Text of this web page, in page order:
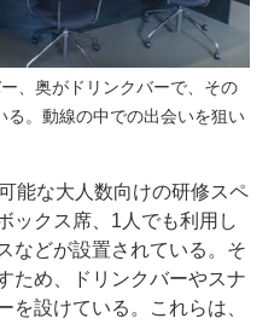
、奥がドリンクバーで、その
る。動線の中での出会いを狙い
能な大人数向けの研修スペ
ックス席、1人でも利用し
などが設置されている。そ
ため、ドリンクバーやスナ
を設けている。これらは、